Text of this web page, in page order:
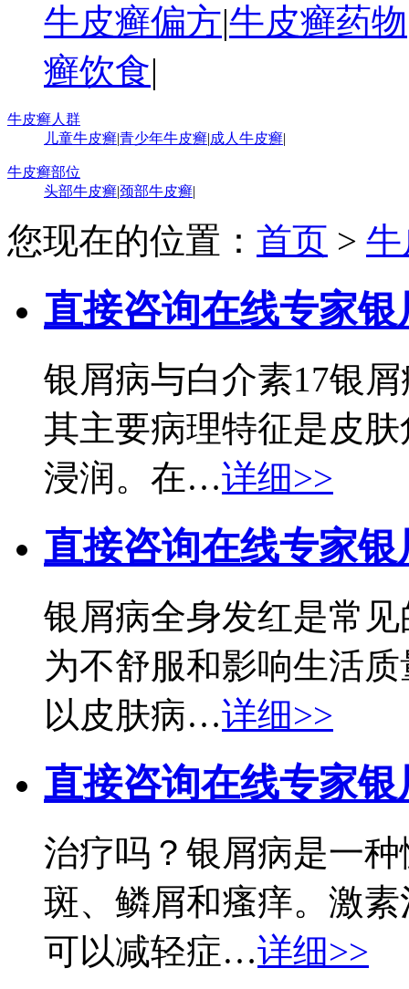
牛皮癣偏方|牛皮癣药物
癣饮食|
牛皮癣人群
儿童牛皮癣|青少年牛皮癣|成人牛皮癣|
牛皮癣部位
头部牛皮癣|颈部牛皮癣|
您现在的位置： 首页 >
直接咨询在线专家银
银屑病与白介素17银
其主要病理特征是皮
浸润。在…详细>>
直接咨询在线专家银
银屑病全身发红是常
为不舒服和影响生活
以皮肤病…详细>>
直接咨询在线专家银
治疗吗？银屑病是一
斑、鳞屑和瘙痒。激
可以减轻症…详细>>